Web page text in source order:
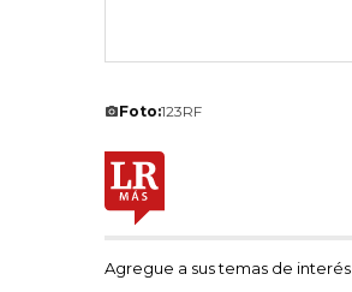
Foto:123RF
Agregue a sus temas de interés